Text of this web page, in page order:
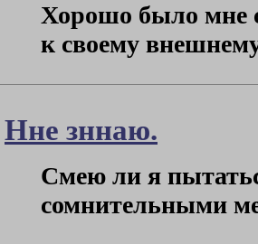
Хорошо было мне
к своему
Нне зннаю.
Смею ли я
сомнительными